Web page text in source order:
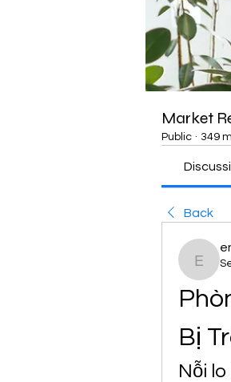
Market
Public · 349
Back
Bị
Nỗi